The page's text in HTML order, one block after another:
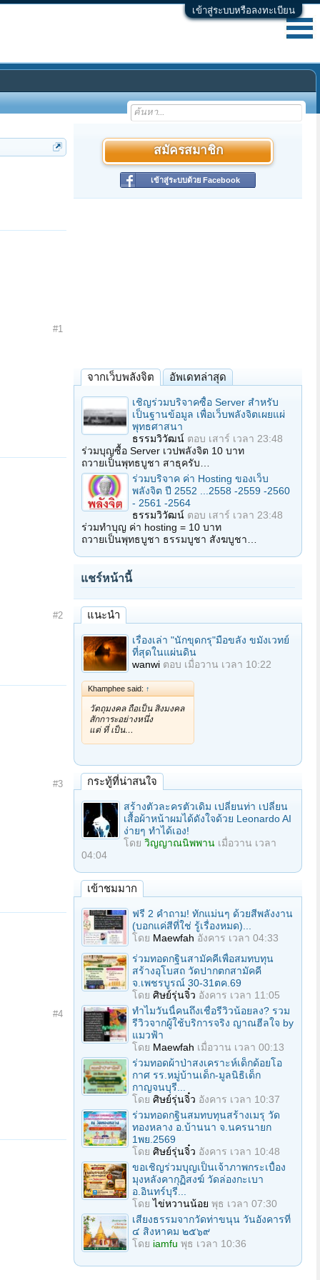
เข้าสู่ระบบหรือลงทะเบียน
#1
#2
#3
#4
สมัครสมาชิก
เข้าสู่ระบบด้วย Facebook
จากเว็บพลังจิต อัพเดทล่าสุด
เชิญร่วมบริจาคซื้อ Server สำหรับ
เป็นฐานข้อมูล เพื่อเว็บพลังจิตเผยแผ่
พุทธศาสนา
ธรรมวิวัฒน์ ตอบ เสาร์ เวลา 23:48
ร่วมบุญซื้อ Server เวปพลังจิต 10 บาท
ถวายเป็นพุทธบูชา สาธุครับ…
ร่วมบริจาค ค่า Hosting ของเว็บ
พลังจิต ปี 2552 ...2558 -2559 -2560
- 2561 -2564
ธรรมวิวัฒน์ ตอบ เสาร์ เวลา 23:48
ร่วมทำบุญ ค่า hosting = 10 บาท
ถวายเป็นพุทธบูชา ธรรมบูชา สังฆบูชา…
แชร์หน้านี้
แนะนำ
เรื่องเล่า "นักขุดกรุ"มือขลัง ขมังเวทย์
ที่สุดในแผ่นดิน
wanwi ตอบ เมื่อวาน เวลา 10:22
Khamphee said: ↑
วัตถุมงคล ถือเป็น สิ่งมงคล
สักการะอย่างหนึ่ง
แต่ ที่ เป็น…
กระทู้ที่น่าสนใจ
สร้างตัวละครตัวเดิม เปลี่ยนท่า เปลี่ยน
เสื้อผ้าหน้าผมได้ดังใจด้วย Leonardo AI
ง่ายๆ ทำได้เอง!
โดย วิญญาณนิพพาน เมื่อวาน เวลา
04:04
เข้าชมมาก
ฟรี 2 คำถาม! ทักแม่นๆ ด้วยสีพลังงาน
(บอกแค่สีที่ใช่ รู้เรื่องหมด)...
โดย Maewfah อังคาร เวลา 04:33
ร่วมทอดกฐินสามัคคีเพื่อสมทบทุน
สร้างอุโบสถ วัดปากตกสามัคคี
จ.เพชรบูรณ์ 30-31ตค.69
โดย ศิษย์รุ่นจิ๋ว อังคาร เวลา 11:05
ทำไมวันนี้คนถึงเชื่อรีวิวน้อยลง? รวม
รีวิวจากผู้ใช้บริการจริง ญาณฮีลใจ by
แมวฟ้า
โดย Maewfah เมื่อวาน เวลา 00:13
ร่วมทอดผ้าป่าสงเคราะห์เด็กด้อยโอ
กาศ รร.หมู่บ้านเด็ก-มูลนิธิเด็ก
กาญจนบุรี...
โดย ศิษย์รุ่นจิ๋ว อังคาร เวลา 10:37
ร่วมทอดกฐินสมทบทุนสร้างเมรุ วัด
ทองหลาง อ.บ้านนา จ.นครนายก
1พย.2569
โดย ศิษย์รุ่นจิ๋ว อังคาร เวลา 10:48
ขอเชิญร่วมบุญเป็นเจ้าภาพกระเบื้อง
มุงหลังคากุฏิสงฆ์ วัดล่องกะเบา
อ.อินทร์บุรี...
โดยไข่หวานน้อย พุธ เวลา 07:30
เสียงธรรมจากวัดท่าขนุน วันอังคารที่
๔ สิงหาคม ๒๕๖๙
โดย iamfu พุธ เวลา 10:36